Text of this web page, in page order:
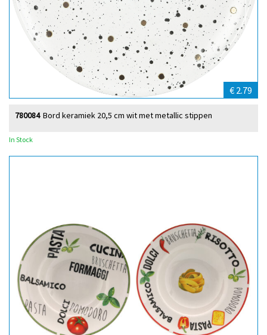
€ 2.79
Bord keramiek 20,5 cm wit met metallic stippen
780084
In Stock